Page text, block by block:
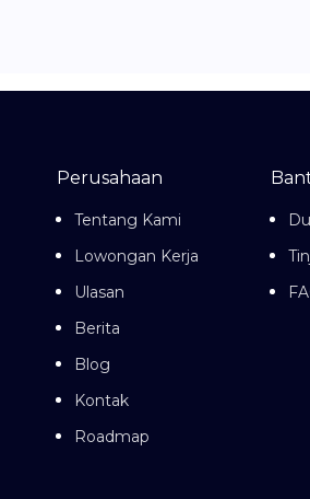
Perusahaan
Tentang Kami
Lowongan Kerja
Ulasan
Berita
Blog
Kontak
Roadmap